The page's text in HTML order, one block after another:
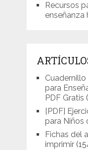
Recursos
enseñanza
para
PDF Gratis
[PDF]
para Niños
Fichas del
imprimir